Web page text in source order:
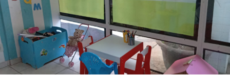
capoeira dentro das salas de aula de suas escolas
públicas como matéria curricular e o Distrito Federal
não faça o mesmo. Vamos trabalhar para avançar nessa
pauta”, declarou.